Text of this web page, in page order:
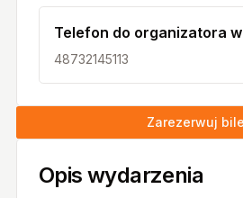
Telefon do organizatora
48732145113
Zarezerwuj
Opis wydarzenia